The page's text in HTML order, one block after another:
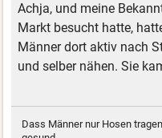
Achja, und meine
Markt besucht hatte,
Männer dort aktiv nach
und selber nähen. Sie
Dass Männer nur Hosen